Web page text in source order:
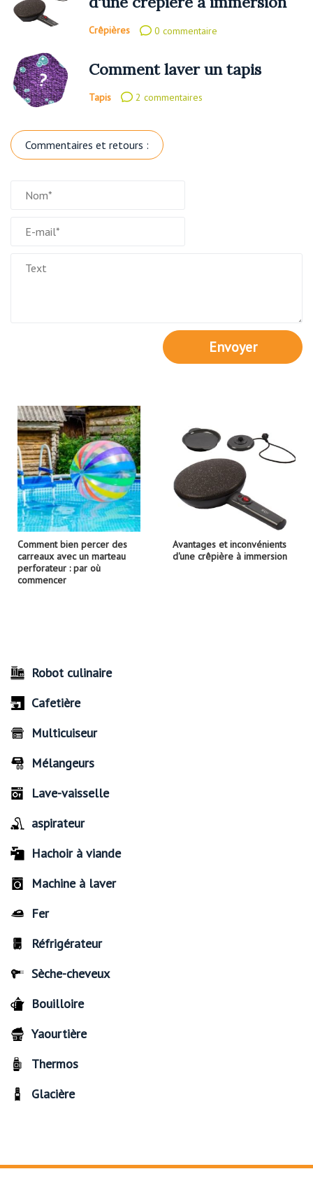
Crêpières 0 commentaire
Comment laver un tapis
Tapis 2 commentaires
Commentaires et retours :
Envoyer
Comment bien percer des
carreaux avec un marteau
perforateur : par où
commencer
Avantages et inconvénients
d'une crêpière à immersion
Robot culinaire
Cafetière
Multicuiseur
Mélangeurs
Lave-vaisselle
aspirateur
Hachoir à viande
Machine à laver
Fer
Réfrigérateur
Sèche-cheveux
Bouilloire
Yaourtière
Thermos
Glacière